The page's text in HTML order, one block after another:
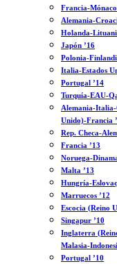
Francia-Mónaco
Alemania-
Holanda-
Japón ’16
Polonia-
Italia-Estados
Portugal ’14
Turquía-EAU-
Alemania-
Unido)-Francia
Rep. Checa-
Francia ’13
Noruega-
Malta ’13
Hungría-
Marruecos ’12
Escocia (Reino
Singapur ’10
Inglaterra
Malasia-
Portugal ’10